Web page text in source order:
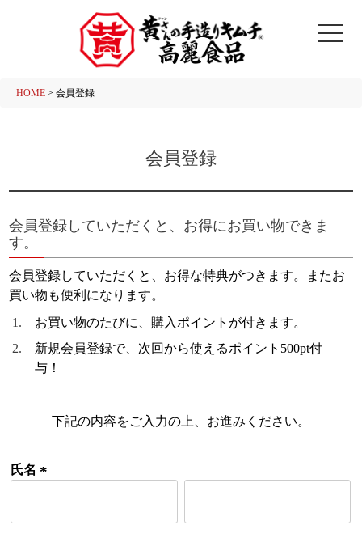
HOME 会員登録
会員登録
会員登録していただくと、お得にお買い物できま
す。
会員登録していただくと、お得な特典がつきます。またお
買い物も便利になります。
お買い物のたびに、購入ポイントが付きます。
新規会員登録で、次回から使えるポイント500pt付
与！
下記の内容をご入力の上、お進みください。
氏名